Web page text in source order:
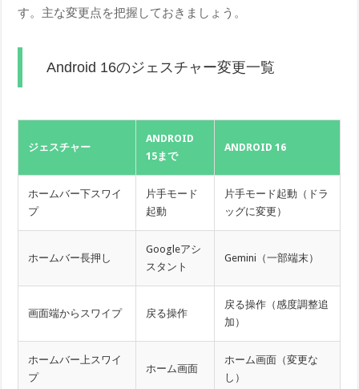
す。主な変更点を把握しておきましょう。
Android 16のジェスチャー変更一覧
ジェスチャー
ANDROID
15まで
ANDROID 16
ホームバー下スワイ
プ
片手モード
起動
片手モード起動（ドラ
ッグに変更）
ホームバー長押し
Googleアシ
スタント
Gemini（一部端末）
画面端からスワイプ 戻る操作
戻る操作（感度調整追
加）
ホームバー上スワイ
プ
ホーム画面
ホーム画面（変更な
し）